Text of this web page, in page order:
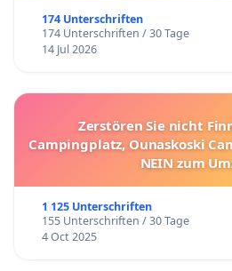
174 Unterschriften
174 Unterschriften / 30 Tage
14 Jul 2026
Zerstören Sie nicht
Campingplatz, Ounaskoski
NEIN zum
1 125 Unterschriften
155 Unterschriften / 30 Tage
4 Oct 2025